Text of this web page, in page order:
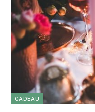
CADEAU